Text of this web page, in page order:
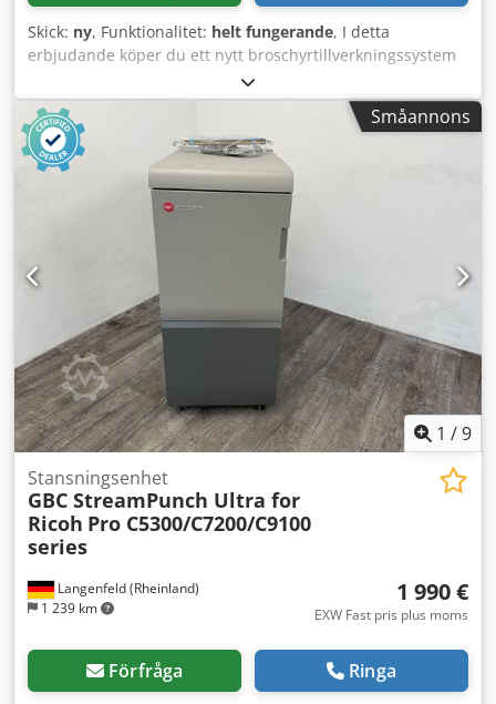
Skick: ny, Funktionalitet: helt fungerande, I detta
erbjudande köper du ett nytt broschyrtillverkningssystem
"Plockmatic BLM5035S" Försäljningsobjekt: 1 x Plockmatic
BLM5035S för följande maskiner: Canon imagePRESS V900
Canon imagePRESS V1000 Canon imagePRESS V1350 Skick:
Det är en ny enhet i originalförpackning Förpackning och
frakt: Du är välkommen att titta på enheten under våra
öppettider. Boka gärna en tid för besök! Dcjdpjyuubdofx
Anlsk Sjöduglig paketering och internationell frakt är
möjliga på förfrågan! För mer information är du självklart
välkommen att kontakta oss personligen.
Småannons
1 /9
Langenfeld (Rheinland)
1 239 km
Stansningsenhet
GBC StreamPunch Ultra for
Ricoh Pro C5300/C7200/C9100
series
1 990 €
EXW Fast pris plus moms
Förfråga Ringa